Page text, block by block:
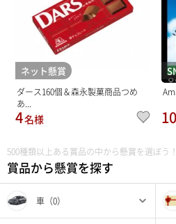
500種類以上ある賞品の中から懸賞を選ぼう！
賞品から懸賞を探す
車（0）
ネット懸賞
ダース160個＆森永製菓商品つめ
あ...
4名様 10